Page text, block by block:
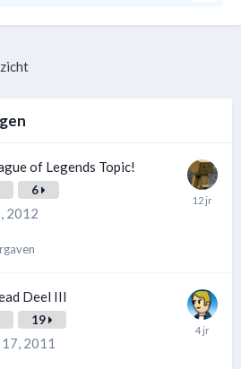
of Legends Topic!
6
2012
Deel III
19
2011